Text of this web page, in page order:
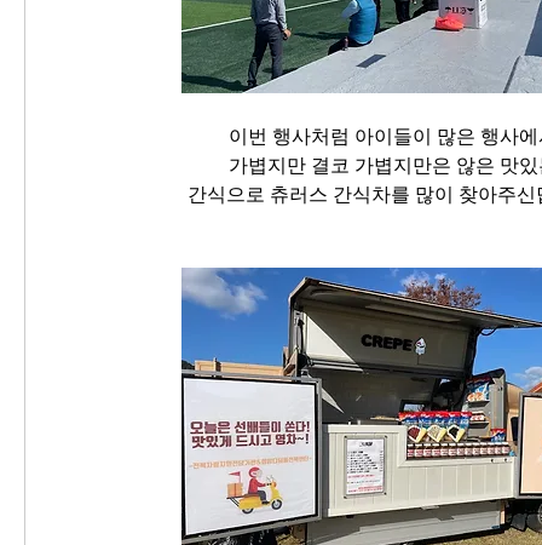
이번 행사처럼 아이들이 많은 행사
가볍지만 결코 가볍지만은 않은 맛
간식으로 츄러스 간식차를 많이 찾아주신